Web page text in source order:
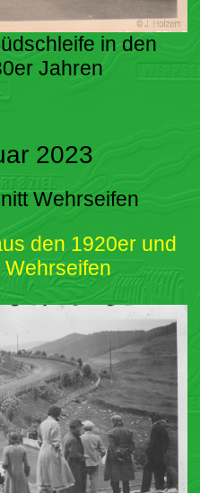
in den
Jahren
2023
Wehrseifen
den 1920er und